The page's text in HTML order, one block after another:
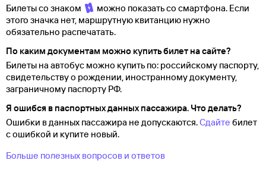
Билеты со знаком
можно показать со смартфона. Если
этого значка нет, маршрутную квитанцию нужно
обязательно распечатать.
По каким документам можно купить билет на сайте?
Билеты на автобус можно купить по: российскому паспорту,
свидетельству о рождении, иностранному документу,
заграничному паспорту РФ.
Я ошибся в паспортных данных пассажира. Что делать?
Ошибки в данных пассажира не допускаются.Сдайте билет
с ошибкой и купите новый.
Больше полезных вопросов и ответов